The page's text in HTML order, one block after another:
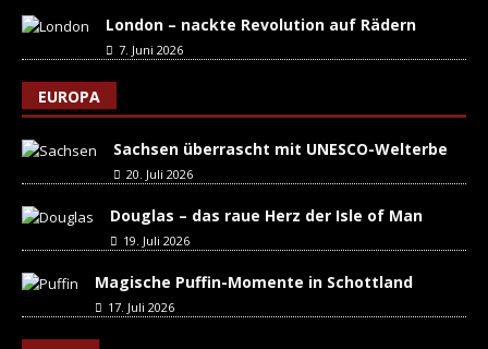
London – nackte Revolution auf Rädern
7. Juni 2026
EUROPA
Sachsen überrascht mit UNESCO-Welterbe
20. Juli 2026
Douglas – das raue Herz der Isle of Man
19. Juli 2026
Magische Puffin-Momente in Schottland
17. Juli 2026